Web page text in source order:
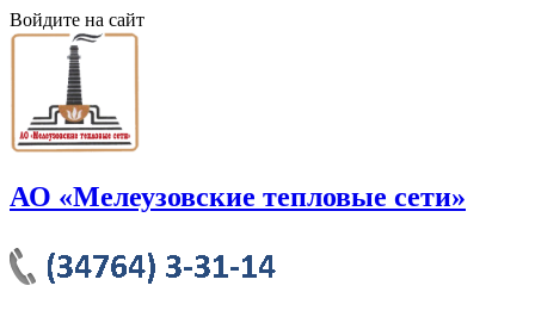
Войдите на сайт
АО «Мелеузовские тепловые сети»